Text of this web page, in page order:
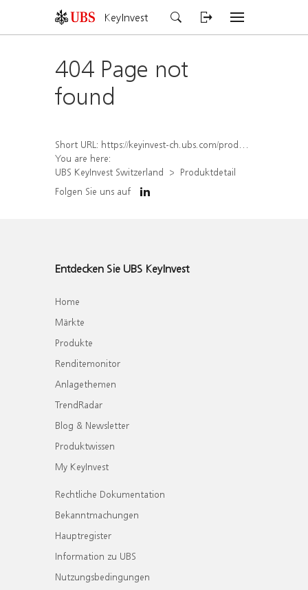
KeyInvest
404 Page not
found
Short URL: https://keyinvest-ch.ubs.com/produkt/detail/index/isin/CH1572298771
You are here:
UBS KeyInvest Switzerland
Produktdetail
Folgen Sie uns auf
Entdecken Sie UBS KeyInvest
Home
Märkte
Produkte
Renditemonitor
Anlagethemen
TrendRadar
Blog & Newsletter
Produktwissen
My KeyInvest
Rechtliche Dokumentation
Bekanntmachungen
Hauptregister
Information zu UBS
Nutzungsbedingungen